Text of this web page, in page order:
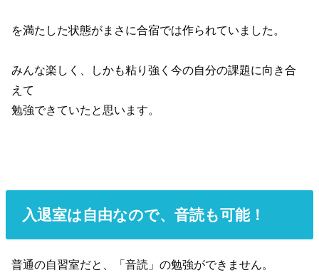
を満たした状態がまさに合宿では作られていました。
みんな楽しく、しかも粘り強く今の自分の課題に向き合
えて
勉強できていたと思います。
入退室は自由なので、音読も可能！
普通の自習室だと、「音読」の勉強ができません。